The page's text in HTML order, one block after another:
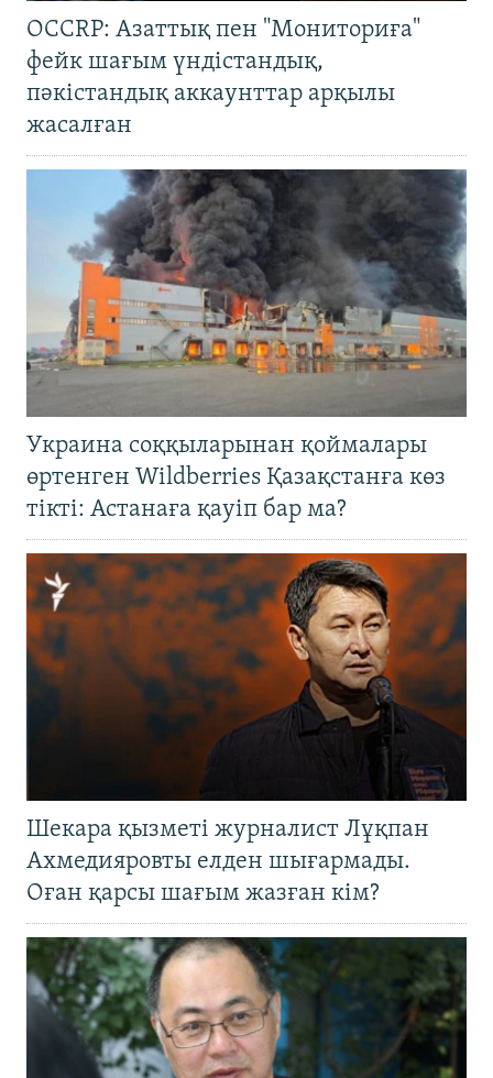
OCCRP: Азаттық пен "Мониториға"
фейк шағым үндістандық,
пәкістандық аккаунттар арқылы
жасалған
Украина соққыларынан қоймалары
өртенген Wildberries Қазақстанға көз
тікті: Астанаға қауіп бар ма?
Шекара қызметі журналист Лұқпан
Ахмедияровты елден шығармады.
Оған қарсы шағым жазған кім?